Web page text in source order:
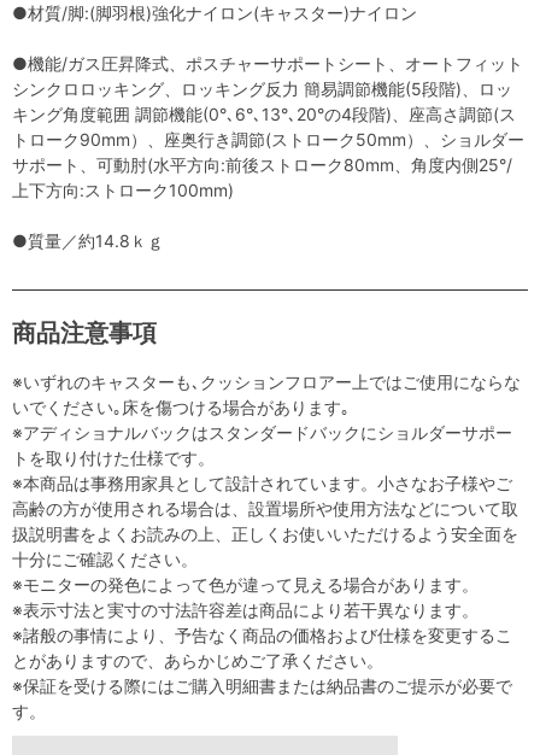
●材質/脚:(脚羽根)強化ナイロン(キャスター)ナイロン
●機能/ガス圧昇降式、ポスチャーサポートシート、オートフィット
シンクロロッキング、ロッキング反力 簡易調節機能(5段階)、ロッ
キング角度範囲 調節機能(0°､6°､13°､20°の4段階)、座高さ調節(ス
トローク90mm）、座奥行き調節(ストローク50mm）、ショルダー
サポート、可動肘(水平方向:前後ストローク80mm、角度内側25°/
上下方向:ストローク100mm)
●質量／約14.8ｋｇ
商品注意事項
※いずれのキャスターも､クッションフロアー上ではご使用にならな
いでください｡床を傷つける場合があります｡
※アディショナルバックはスタンダードバックにショルダーサポー
トを取り付けた仕様です。
※本商品は事務用家具として設計されています。小さなお子様やご
高齢の方が使用される場合は、設置場所や使用方法などについて取
扱説明書をよくお読みの上、正しくお使いいただけるよう安全面を
十分にご確認ください。
※モニターの発色によって色が違って見える場合があります。
※表示寸法と実寸の寸法許容差は商品により若干異なります。
※諸般の事情により、予告なく商品の価格および仕様を変更するこ
とがありますので、あらかじめご了承ください。
※保証を受ける際にはご購入明細書または納品書のご提示が必要で
す。